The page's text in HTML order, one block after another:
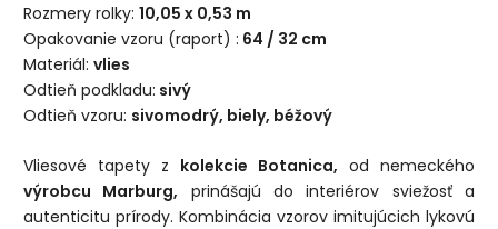
Rozmery rolky:10,05 x 0,53 m
Opakovanie vzoru (raport) : 64 / 32 cm
Materiál:vlies
Odtieň podkladu: sivý
Odtieň vzoru: sivomodrý, biely, béžový
Vliesové tapety z kolekcie Botanica, od nemeckého
výrobcu Marburg, prinášajú do interiérov sviežosť a
autenticitu prírody. Kombinácia vzorov imitujúcich lykovú